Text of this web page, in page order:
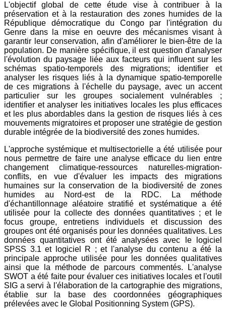
L'objectif global de cette étude vise à contribuer à la
préservation et à la restauration des zones humides de la
République démocratique du Congo par l'intégration du
Genre dans la mise en oeuvre des mécanismes visant à
garantir leur conservation, afin d'améliorer le bien-être de la
population. De manière spécifique, il est question d'analyser
l'évolution du paysage liée aux facteurs qui influent sur les
schémas spatio-temporels des migrations; identifier et
analyser les risques liés à la dynamique spatio-temporelle
de ces migrations à l'échelle du paysage, avec un accent
particulier sur les groupes socialement vulnérables ;
identifier et analyser les initiatives locales les plus efficaces
et les plus abordables dans la gestion de risques liés à ces
mouvements migratoires et proposer une stratégie de gestion
durable intégrée de la biodiversité des zones humides.
L'approche systémique et multisectorielle a été utilisée pour
nous permettre de faire une analyse efficace du lien entre
changement climatique-ressources naturelles-migration-
conflits, en vue d'évaluer les impacts des migrations
humaines sur la conservation de la biodiversité de zones
humides au Nord-est de la RDC. La méthode
d'échantillonnage aléatoire stratifié et systématique a été
utilisée pour la collecte des données quantitatives ; et le
focus groupe, entretiens individuels et discussion des
groupes ont été organisés pour les données qualitatives. Les
données quantitatives ont été analysées avec le logiciel
SPSS 3.1 et logiciel R ; et l'analyse du contenu a été la
principale approche utilisée pour les données qualitatives
ainsi que la méthode de parcours commentés. L'analyse
SWOT a été faite pour évaluer ces initiatives locales et l'outil
SIG a servi à l'élaboration de la cartographie des migrations,
établie sur la base des coordonnées géographiques
prélevées avec le Global Positionning System (GPS).